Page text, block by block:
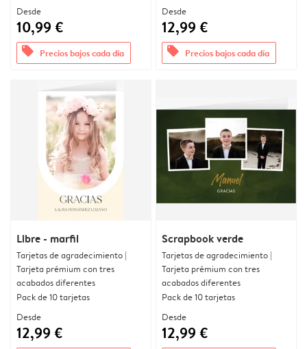
Desde
10,99 €
offers Precios bajos cada día
Desde
12,99 €
offers Precios bajos cada día
Libre - marfil
Tarjetas de agradecimiento |
Tarjeta prémium con tres
acabados diferentes
Pack de 10 tarjetas
Desde
12,99 €
Scrapbook verde
Tarjetas de agradecimiento |
Tarjeta prémium con tres
acabados diferentes
Pack de 10 tarjetas
Desde
12,99 €